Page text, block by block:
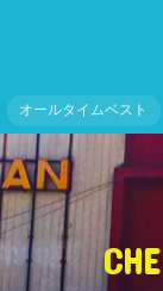
オールタイムベスト